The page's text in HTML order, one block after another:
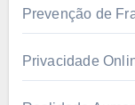
Prevenção de
Privacidade